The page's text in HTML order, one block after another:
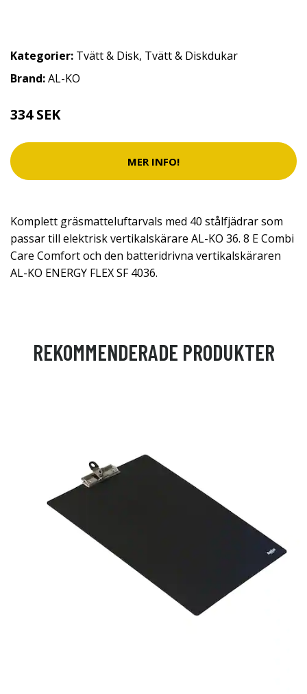
Kategorier: Tvätt & Disk, Tvätt & Diskdukar
Brand:AL-KO
334 SEK
MER INFO!
Komplett gräsmatteluftarvals med 40 stålfjädrar som
passar till elektrisk vertikalskärare AL-KO 36. 8 E Combi
Care Comfort och den batteridrivna vertikalskäraren
AL-KO ENERGY FLEX SF 4036.
REKOMMENDERADE PRODUKTER